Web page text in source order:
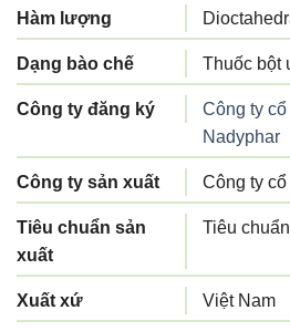
Hàm lượng
Dạng bào chế Thuốc bột
Công ty đăng ký
Công ty
Nadyphar
Công ty sản xuất Công ty
Tiêu chuẩn sản
xuất
Tiêu
Xuất xứ Việt Nam